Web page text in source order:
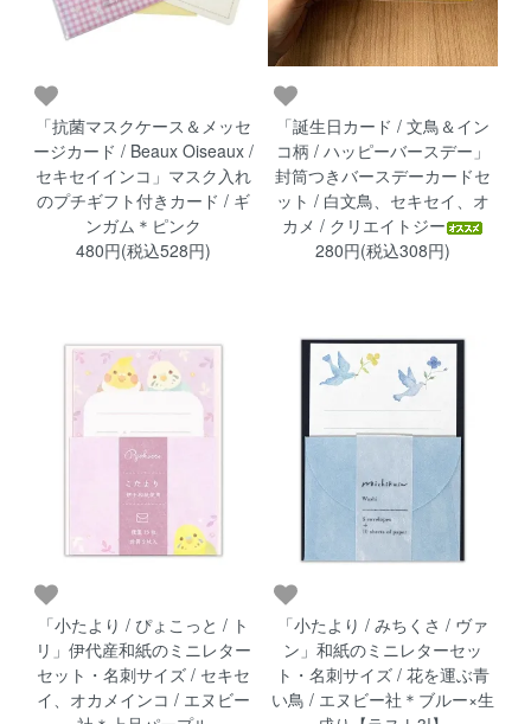
「抗菌マスクケース＆メッセ
ージカード / Beaux Oiseaux /
セキセイインコ」マスク入れ
のプチギフト付きカード / ギ
ンガム＊ピンク
480円(税込528円)
「誕生日カード / 文鳥＆イン
コ柄 / ハッピーバースデー」
封筒つきバースデーカードセ
ット / 白文鳥、セキセイ、オ
カメ / クリエイトジー
280円(税込308円)
「小たより / ぴょこっと / ト
リ」伊代産和紙のミニレター
セット・名刺サイズ / セキセ
イ、オカメインコ / エヌビー
「小たより / みちくさ / ヴァ
ン」和紙のミニレターセッ
ト・名刺サイズ / 花を運ぶ青
い鳥 / エヌビー社＊ブルー×生